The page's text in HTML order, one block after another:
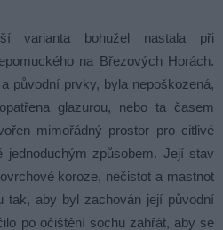
varianta bohužel nastala při
na Březových Horách.
původní prvky, byla nepoškozená,
glazurou, nebo ta časem
mimořádný prostor pro citlivé
jednoduchým způsobem. Její stav
koroze, nečistot a mastnot
tak, aby byl zachován její původní
po očištění sochu zahřát, aby se